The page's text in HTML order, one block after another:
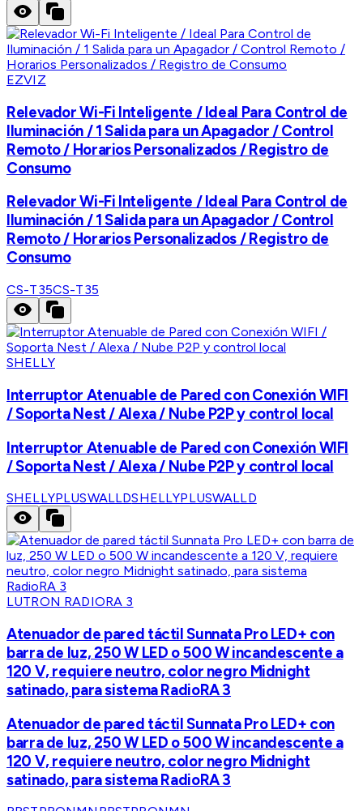
EZVIZ
Relevador Wi-Fi Inteligente / Ideal Para Control de
Iluminación / 1 Salida para un Apagador / Control
Remoto / Horarios Personalizados / Registro de
Consumo
Relevador Wi-Fi Inteligente / Ideal Para Control de
Iluminación / 1 Salida para un Apagador / Control
Remoto / Horarios Personalizados / Registro de
Consumo
CS-T35CS-T35
SHELLY
Interruptor Atenuable de Pared con Conexión WIFI
/ Soporta Nest / Alexa / Nube P2P y control local
Interruptor Atenuable de Pared con Conexión WIFI
/ Soporta Nest / Alexa / Nube P2P y control local
SHELLYPLUSWALLDSHELLYPLUSWALLD
LUTRON RADIORA 3
Atenuador de pared táctil Sunnata Pro LED+ con
barra de luz, 250 W LED o 500 W incandescente a
120 V, requiere neutro, color negro Midnight
satinado, para sistema RadioRA 3
Atenuador de pared táctil Sunnata Pro LED+ con
barra de luz, 250 W LED o 500 W incandescente a
120 V, requiere neutro, color negro Midnight
satinado, para sistema RadioRA 3